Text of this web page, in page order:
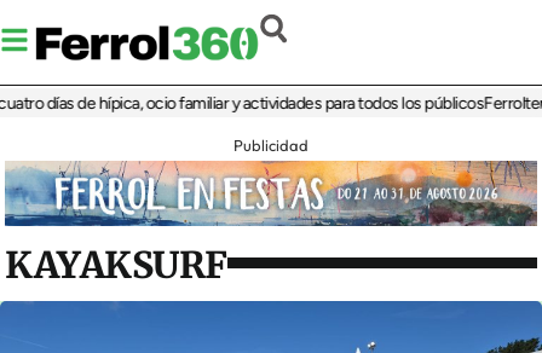
de hípica, ocio familiar y actividades para todos los públicosFerrolterra
Publicidad
KAYAKSURF